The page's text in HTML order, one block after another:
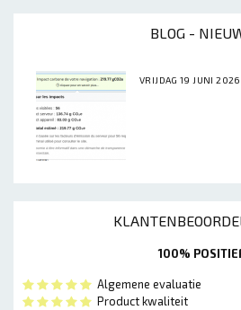
BLOG -
VRIJDAG 19 JUNI 2026
100%
Algemene evaluatie
Product kwaliteit